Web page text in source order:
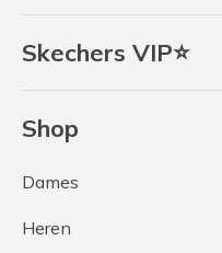
Skechers VIP⭐
Shop
Dames
Heren